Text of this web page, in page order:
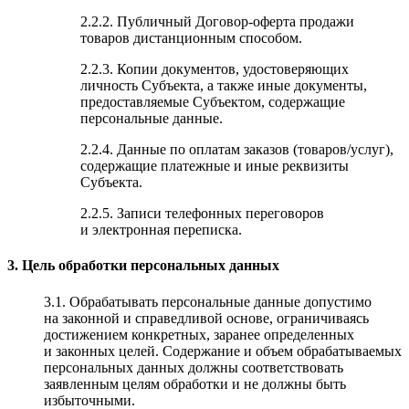
2.2.2. Публичный Договор-оферта продажи
товаров дистанционным способом.
2.2.3. Копии документов, удостоверяющих
личность Субъекта, а также иные документы,
предоставляемые Субъектом, содержащие
персональные данные.
2.2.4. Данные по оплатам заказов (товаров/услуг),
содержащие платежные и иные реквизиты
Субъекта.
2.2.5. Записи телефонных переговоров
и электронная переписка.
3. Цель обработки персональных данных
3.1. Обрабатывать персональные данные допустимо
на законной и справедливой основе, ограничиваясь
достижением конкретных, заранее определенных
и законных целей. Содержание и объем обрабатываемых
персональных данных должны соответствовать
заявленным целям обработки и не должны быть
избыточными.